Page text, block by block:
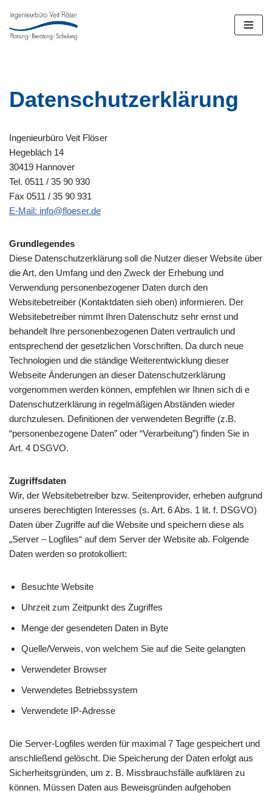
Zum
Datenschutzerklärung
Ingenieurbüro Veit Flöser
Hegebläch 14
30419 Hannover
Tel. 0511 / 35 90 930
Fax 0511 / 35 90 931
E-Mail: info@floeser.de
Grundlegendes
Diese Datenschutzerklärung soll die Nutzer dieser Website über
die Art, den Umfang und den Zweck der Erhebung und
Verwendung personenbezogener Daten durch den
Websitebetreiber (Kontaktdaten sieh oben) informieren. Der
Websitebetreiber nimmt Ihren Datenschutz sehr ernst und
behandelt Ihre personenbezogenen Daten vertraulich und
entsprechend der gesetzlichen Vorschriften. Da durch neue
Technologien und die ständige Weiterentwicklung dieser
Webseite Änderungen an dieser Datenschutzerklärung
vorgenommen werden können, empfehlen wir Ihnen sich di e
Datenschutzerklärung in regelmäßigen Abständen wieder
durchzulesen. Definitionen der verwendeten Begriffe (z.B.
“personenbezogene Daten” oder “Verarbeitung”) finden Sie in
Art. 4 DSGVO.
Zugriffsdaten
Wir, der Websitebetreiber bzw. Seitenprovider, erheben aufgrund
unseres berechtigten Interesses (s. Art. 6 Abs. 1 lit. f. DSGVO)
Daten über Zugriffe auf die Website und speichern diese als
„Server – Logfiles“ auf dem Server der Website ab. Folgende
Daten werden so protokolliert:
Besuchte Website
Uhrzeit zum Zeitpunkt des Zugriffes
Menge der gesendeten Daten in Byte
Quelle/Verweis, von welchem Sie auf die Seite gelangten
Verwendeter Browser
Verwendetes Betriebssystem
Verwendete IP-Adresse
Die Server-Logfiles werden für maximal 7 Tage gespeichert und
anschließend gelöscht. Die Speicherung der Daten erfolgt aus
Sicherheitsgründen, um z. B. Missbrauchsfälle aufklären zu
können. Müssen Daten aus Beweisgründen aufgehoben